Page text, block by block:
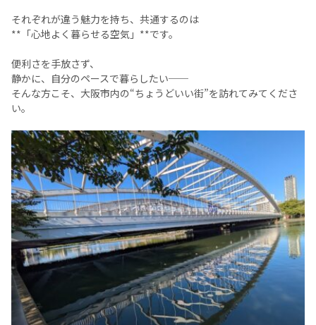
それぞれが違う魅力を持ち、共通するのは
**「心地よく暮らせる空気」**です。
便利さを手放さず、
静かに、自分のペースで暮らしたい──
そんな方こそ、大阪市内の“ちょうどいい街”を訪れてみてくださ
い。